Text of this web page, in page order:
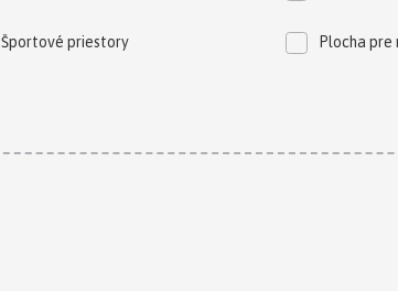
Športové priestory Plocha pre